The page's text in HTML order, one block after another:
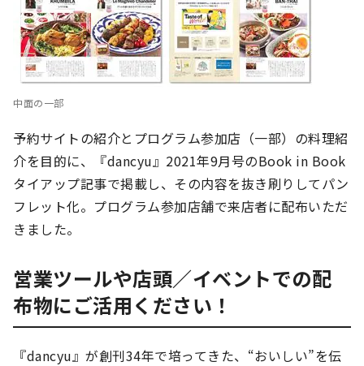
中面の一部
予約サイトの紹介とプログラム参加店（一部）の料理紹
介を目的に、『dancyu』2021年9月号のBook in Book
タイアップ記事で掲載し、その内容を抜き刷りしてパン
フレット化。プログラム参加店舗で来店者に配布いただ
きました。
営業ツールや店頭／イベントでの配
布物にご活用ください！
『dancyu』が創刊34年で培ってきた、“おいしい”を伝